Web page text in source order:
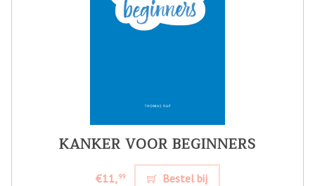
KANKER VOOR BEGINNERS
€11,99 Bestel bij